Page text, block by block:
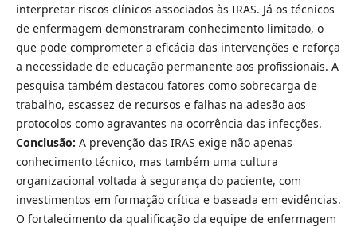
interpretar riscos clínicos associados às IRAS. Já os técnicos
de enfermagem demonstraram conhecimento limitado, o
que pode comprometer a eficácia das intervenções e reforça
a necessidade de educação permanente aos profissionais. A
pesquisa também destacou fatores como sobrecarga de
trabalho, escassez de recursos e falhas na adesão aos
protocolos como agravantes na ocorrência das infecções.
Conclusão: A prevenção das IRAS exige não apenas
conhecimento técnico, mas também uma cultura
organizacional voltada à segurança do paciente, com
investimentos em formação crítica e baseada em evidências.
O fortalecimento da qualificação da equipe de enfermagem